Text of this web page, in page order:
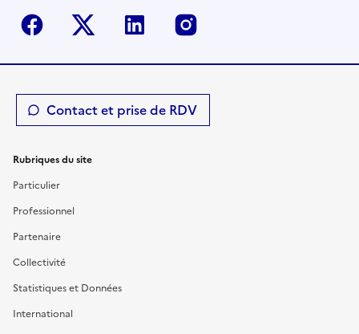
Facebook Twitter-X Linkedin
Contact et prise de RDV
Rubriques du site
Particulier
Professionnel
Partenaire
Collectivité
Statistiques et Données
International